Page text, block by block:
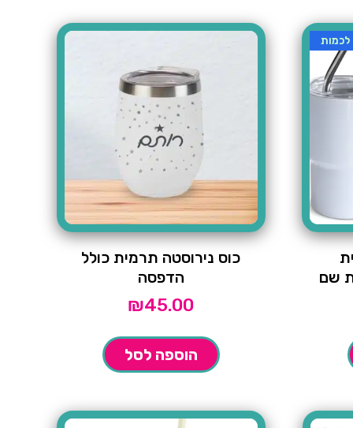
שם
כוס נירוסטה תרמית כולל
הדפסה
₪45.00
הוספה לסל